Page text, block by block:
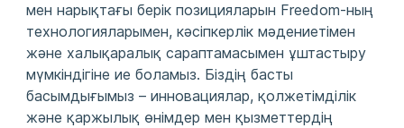
мен нарықтағы берік позицияларын Freedom-ның
технологияларымен, кәсіпкерлік мәдениетімен
және халықаралық сараптамасымен ұштастыру
мүмкіндігіне ие боламыз. Біздің басты
басымдығымыз – инновациялар, қолжетімділік
және қаржылық өнімдер мен қызметтердің